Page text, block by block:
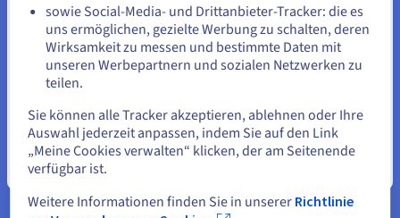
Mehr erfahren
Unsere Tutorials mit praktischen Beispielen
Mehr erfahren
Auf der aktuellen Website bleiben
Eine andere Website wählen
sowie Social-Media- und Drittanbieter-Tracker: die es
uns ermöglichen, gezielte Werbung zu schalten, deren
Wirksamkeit zu messen und bestimmte Daten mit
unseren Werbepartnern und sozialen Netzwerken zu
teilen.
Sie können alle Tracker akzeptieren, ablehnen oder Ihre
Auswahl jederzeit anpassen, indem Sie auf den Link
„Meine Cookies verwalten“ klicken, der am Seitenende
verfügbar ist.
Weitere Informationen finden Sie in unserer Richtlinie